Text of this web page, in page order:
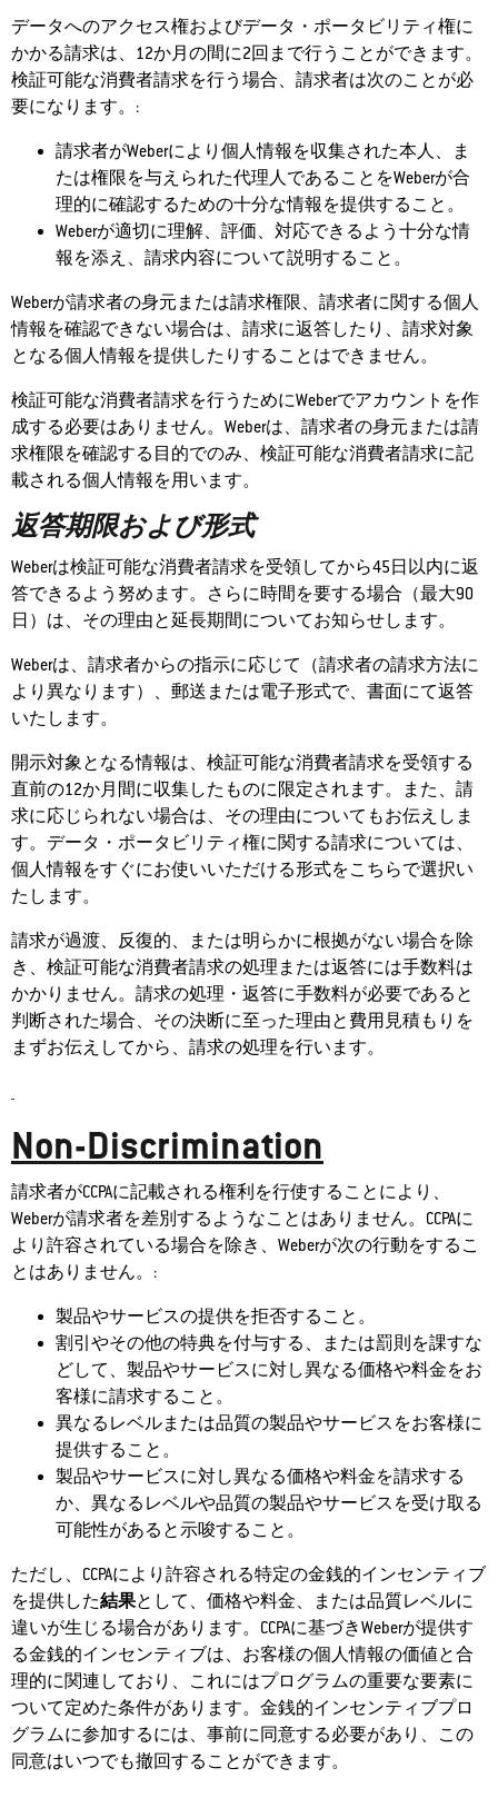
データへのアクセス権およびデータ・ポータビリティ権に
かかる請求は、12か月の間に2回まで行うことができます。
検証可能な消費者請求を行う場合、請求者は次のことが必
要になります。:
請求者がWeberにより個人情報を収集された本人、ま
たは権限を与えられた代理人であることをWeberが合
理的に確認するための十分な情報を提供すること。
Weberが適切に理解、評価、対応できるよう十分な情
報を添え、請求内容について説明すること。
Weberが請求者の身元または請求権限、請求者に関する個人
情報を確認できない場合は、請求に返答したり、請求対象
となる個人情報を提供したりすることはできません。
検証可能な消費者請求を行うためにWeberでアカウントを作
成する必要はありません。Weberは、請求者の身元または請
求権限を確認する目的でのみ、検証可能な消費者請求に記
載される個人情報を用います。
返答期限および形式
Weberは検証可能な消費者請求を受領してから45日以内に返
答できるよう努めます。さらに時間を要する場合（最大90
日）は、その理由と延長期間についてお知らせします。
Weberは、請求者からの指示に応じて（請求者の請求方法に
より異なります）、郵送または電子形式で、書面にて返答
いたします。
開示対象となる情報は、検証可能な消費者請求を受領する
直前の12か月間に収集したものに限定されます。また、請
求に応じられない場合は、その理由についてもお伝えしま
す。データ・ポータビリティ権に関する請求については、
個人情報をすぐにお使いいただける形式をこちらで選択い
たします。
請求が過渡、反復的、または明らかに根拠がない場合を除
き、検証可能な消費者請求の処理または返答には手数料は
かかりません。請求の処理・返答に手数料が必要であると
判断された場合、その決断に至った理由と費用見積もりを
まずお伝えしてから、請求の処理を行います。
Non-Discrimination
請求者がCCPAに記載される権利を行使することにより、
Weberが請求者を差別するようなことはありません。CCPAに
より許容されている場合を除き、Weberが次の行動をするこ
とはありません。:
製品やサービスの提供を拒否すること。
割引やその他の特典を付与する、または罰則を課すな
どして、製品やサービスに対し異なる価格や料金をお
客様に請求すること。
異なるレベルまたは品質の製品やサービスをお客様に
提供すること。
製品やサービスに対し異なる価格や料金を請求する
か、異なるレベルや品質の製品やサービスを受け取る
可能性があると示唆すること。
ただし、CCPAにより許容される特定の金銭的インセンティブ
を提供した結果として、価格や料金、または品質レベルに
違いが生じる場合があります。CCPAに基づきWeberが提供す
る金銭的インセンティブは、お客様の個人情報の価値と合
理的に関連しており、これにはプログラムの重要な要素に
ついて定めた条件があります。金銭的インセンティブプロ
グラムに参加するには、事前に同意する必要があり、この
同意はいつでも撤回することができます。